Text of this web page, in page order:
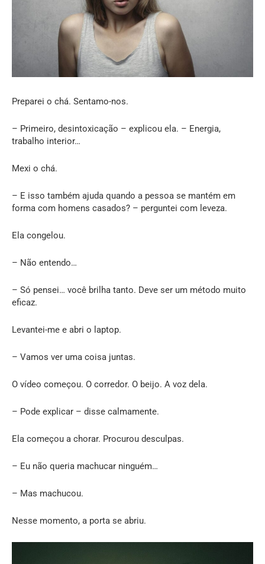
Preparei o chá. Sentamo-nos.
– Primeiro, desintoxicação – explicou ela. – Energia,
trabalho interior…
Mexi o chá.
– E isso também ajuda quando a pessoa se mantém em
forma com homens casados? – perguntei com leveza.
Ela congelou.
– Não entendo…
– Só pensei… você brilha tanto. Deve ser um método muito
eficaz.
Levantei-me e abri o laptop.
– Vamos ver uma coisa juntas.
O vídeo começou. O corredor. O beijo. A voz dela.
– Pode explicar – disse calmamente.
Ela começou a chorar. Procurou desculpas.
– Eu não queria machucar ninguém…
– Mas machucou.
Nesse momento, a porta se abriu.